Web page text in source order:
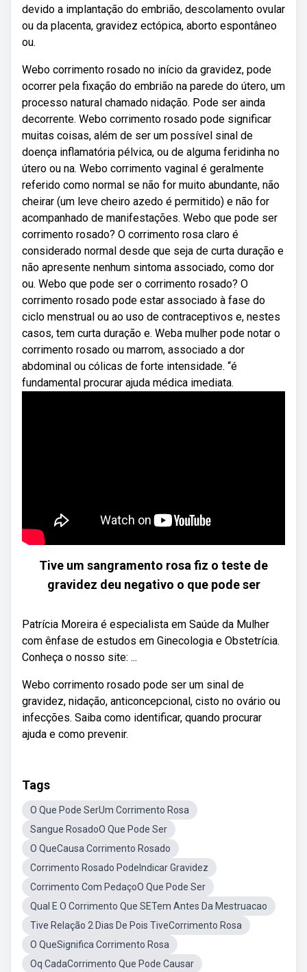
devido a implantação do embrião, descolamento ovular
ou da placenta, gravidez ectópica, aborto espontâneo
ou.
Webo corrimento rosado no início da gravidez, pode
ocorrer pela fixação do embrião na parede do útero, um
processo natural chamado nidação. Pode ser ainda
decorrente. Webo corrimento rosado pode significar
muitas coisas, além de ser um possível sinal de
doença inflamatória pélvica, ou de alguma feridinha no
útero ou na. Webo corrimento vaginal é geralmente
referido como normal se não for muito abundante, não
cheirar (um leve cheiro azedo é permitido) e não for
acompanhado de manifestações. Webo que pode ser
corrimento rosado? O corrimento rosa claro é
considerado normal desde que seja de curta duração e
não apresente nenhum sintoma associado, como dor
ou. Webo que pode ser o corrimento rosado? O
corrimento rosado pode estar associado à fase do
ciclo menstrual ou ao uso de contraceptivos e, nestes
casos, tem curta duração e. Weba mulher pode notar o
corrimento rosado ou marrom, associado a dor
abdominal ou cólicas de forte intensidade. “é
fundamental procurar ajuda médica imediata.
Tive um sangramento rosa fiz o teste de
gravidez deu negativo o que pode ser
Patrícia Moreira é especialista em Saúde da Mulher
com ênfase de estudos em Ginecologia e Obstetrícia.
Conheça o nosso site: ...
Webo corrimento rosado pode ser um sinal de
gravidez, nidação, anticoncepcional, cisto no ovário ou
infecções. Saiba como identificar, quando procurar
ajuda e como prevenir.
Tags
O Que Pode SerUm Corrimento Rosa
Sangue RosadoO Que Pode Ser
O QueCausa Corrimento Rosado
Corrimento Rosado PodeIndicar Gravidez
Corrimento Com PedaçoO Que Pode Ser
Qual E O Corrimento Que SETem Antes Da Mestruacao
Tive Relação 2 Dias De Pois TiveCorrimento Rosa
O QueSignifica Corrimento Rosa
Oq CadaCorrimento Que Pode Causar